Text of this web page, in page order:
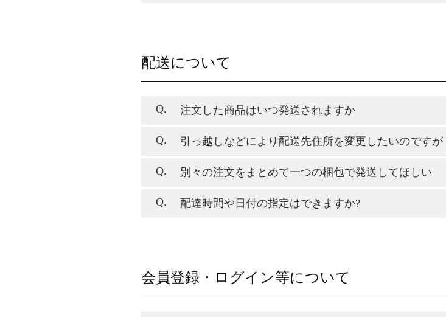
配送について
注文した商品はいつ発送されますか
引っ越しなどにより配送先住所を変更したいのですが
別々の注文をまとめて一つの梱包で発送してほしい
配達時間や日付の指定はできますか?
会員登録・ログイン等について